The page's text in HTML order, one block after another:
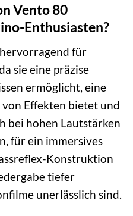
Vento 80
Enthusiasten?
für
sie eine präzise
ermöglicht, eine
Effekten bietet und
bei hohen Lautstärken
für ein immersives
Konstruktion
tiefer
unerlässlich sind.